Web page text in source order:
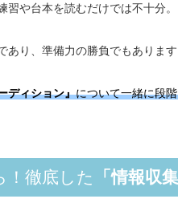
習や台本を読むだけでは不十分。
あり、準備力の勝負でもあります
ディション』について一緒に段
！徹底した 「情報収集